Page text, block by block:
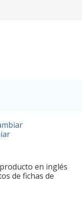
en inglés
de fichas de